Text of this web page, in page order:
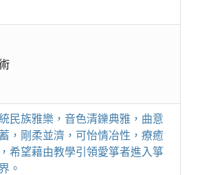
民族雅樂，音色清鑠典雅，曲意
，剛柔並濟，可怡情冶性，療癒
希望藉由教學引領愛箏者進入箏
。